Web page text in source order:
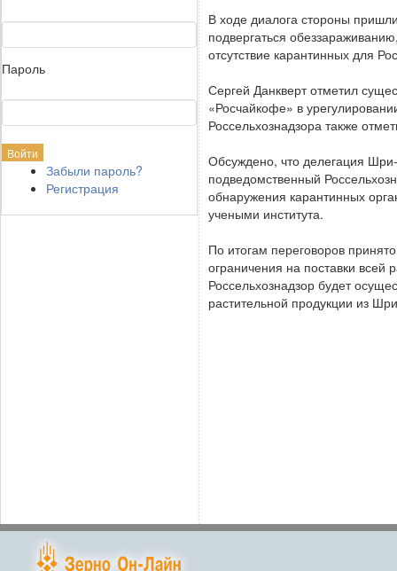
Пароль
Забыли пароль?
Регистрация
В ходе диалога стороны
подвергаться
отсутствие карантинных для
Сергей Данкверт отметил
«Росчайкофе» в
Россельхознадзора также
Обсуждено, что делегация Шри-
подведомственный
обнаружения карантинных
учеными института.
По итогам переговоров
ограничения на поставки всей
Россельхознадзор будет
растительной продукции из